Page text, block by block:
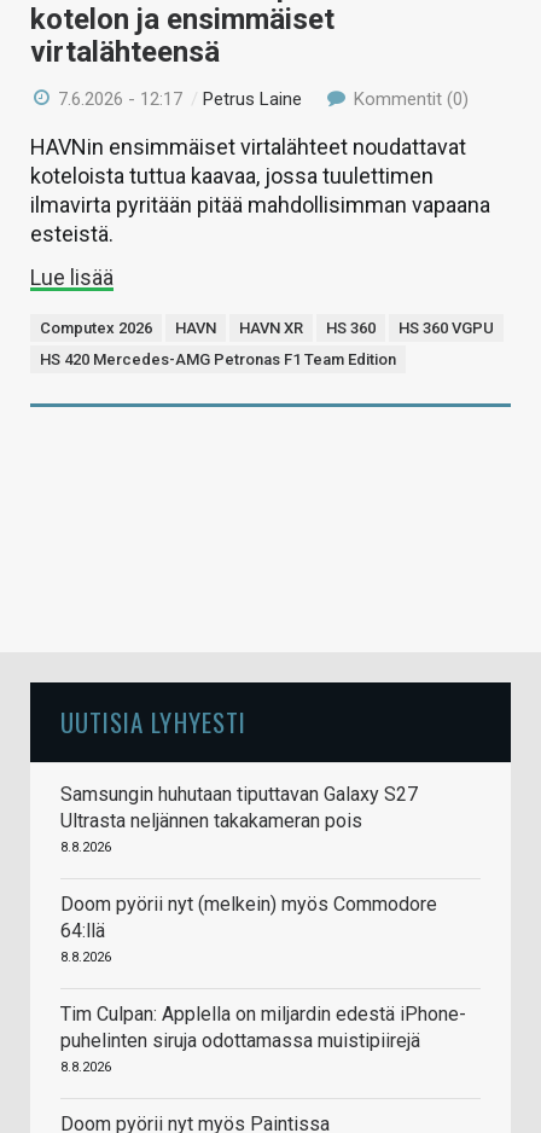
kotelon ja ensimmäiset
virtalähteensä
7.6.2026 - 12:17 / Petrus Laine Kommentit (0)
HAVNin ensimmäiset virtalähteet noudattavat
koteloista tuttua kaavaa, jossa tuulettimen
ilmavirta pyritään pitää mahdollisimman vapaana
esteistä.
Lue lisää
Computex 2026 HAVN HAVN XR HS 360
HS 360 VGPU
HS 420 Mercedes-AMG Petronas F1 Team Edition
UUTISIA LYHYESTI
Samsungin huhutaan tiputtavan Galaxy S27
Ultrasta neljännen takakameran pois
8.8.2026
Doom pyörii nyt (melkein) myös Commodore
64:llä
8.8.2026
Tim Culpan: Applella on miljardin edestä iPhone-
puhelinten siruja odottamassa muistipiirejä
8.8.2026
Doom pyörii nyt myös Paintissa